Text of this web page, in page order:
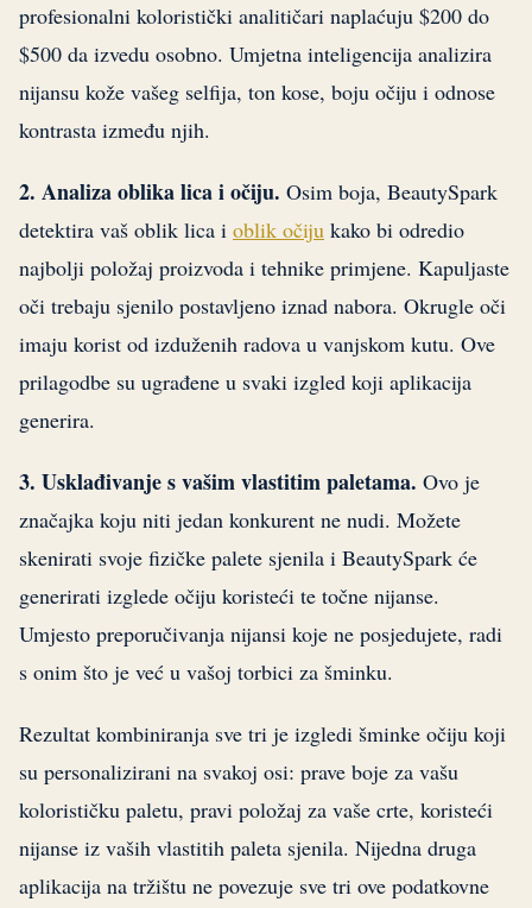
profesionalni koloristički analitičari naplaćuju $200 do
$500 da izvedu osobno. Umjetna inteligencija analizira
nijansu kože vašeg selfija, ton kose, boju očiju i odnose
kontrasta između njih.
2. Analiza oblika lica i očiju. Osim boja, BeautySpark
detektira vaš oblik lica i oblik očiju kako bi odredio
najbolji položaj proizvoda i tehnike primjene. Kapuljaste
oči trebaju sjenilo postavljeno iznad nabora. Okrugle oči
imaju korist od izduženih radova u vanjskom kutu. Ove
prilagodbe su ugrađene u svaki izgled koji aplikacija
generira.
3. Usklađivanje s vašim vlastitim paletama. Ovo je
značajka koju niti jedan konkurent ne nudi. Možete
skenirati svoje fizičke palete sjenila i BeautySpark će
generirati izglede očiju koristeći te točne nijanse.
Umjesto preporučivanja nijansi koje ne posjedujete, radi
s onim što je već u vašoj torbici za šminku.
Rezultat kombiniranja sve tri je izgledi šminke očiju koji
su personalizirani na svakoj osi: prave boje za vašu
kolorističku paletu, pravi položaj za vaše crte, koristeći
nijanse iz vaših vlastitih paleta sjenila. Nijedna druga
aplikacija na tržištu ne povezuje sve tri ove podatkovne